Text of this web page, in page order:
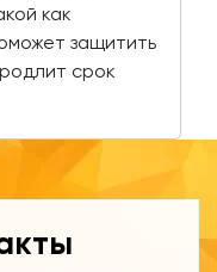
как
защитить
срок